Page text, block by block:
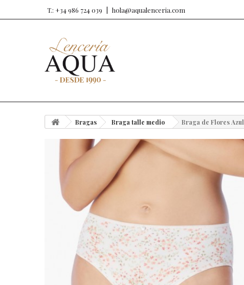
T.: +34 986 724 039 hola@aqualenceria.com
Bragas Braga talle medio Braga de Flores Azul